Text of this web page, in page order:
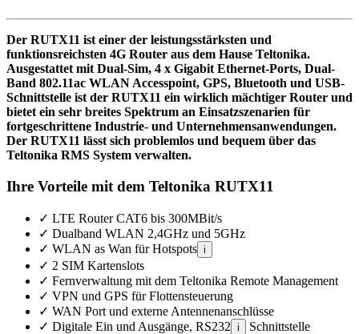
Der RUTX11 ist einer der leistungsstärksten und
funktionsreichsten 4G Router aus dem Hause Teltonika.
Ausgestattet mit Dual-Sim, 4 x Gigabit Ethernet-Ports, Dual-
Band 802.11ac WLAN Accesspoint, GPS, Bluetooth und USB-
Schnittstelle ist der RUTX11 ein wirklich mächtiger Router und
bietet ein sehr breites Spektrum an Einsatzszenarien für
fortgeschrittene Industrie- und Unternehmensanwendungen.
Der RUTX11 lässt sich problemlos und bequem über das
Teltonika RMS System verwalten.
Ihre Vorteile mit dem Teltonika RUTX11
✓ LTE Router CAT6 bis 300MBit/s
✓ Dualband WLAN 2,4GHz und 5GHz
✓ WLAN as Wan für Hotspots i
✓ 2 SIM Kartenslots
✓ Fernverwaltung mit dem Teltonika Remote Management
✓ VPN und GPS für Flottensteuerung
✓ WAN Port und externe Antennenanschlüsse
✓ Digitale Ein und Ausgänge, RS232 i Schnittstelle